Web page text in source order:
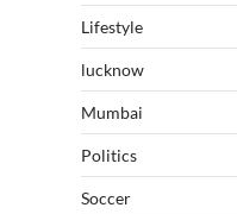
Lifestyle
lucknow
Mumbai
Politics
Soccer